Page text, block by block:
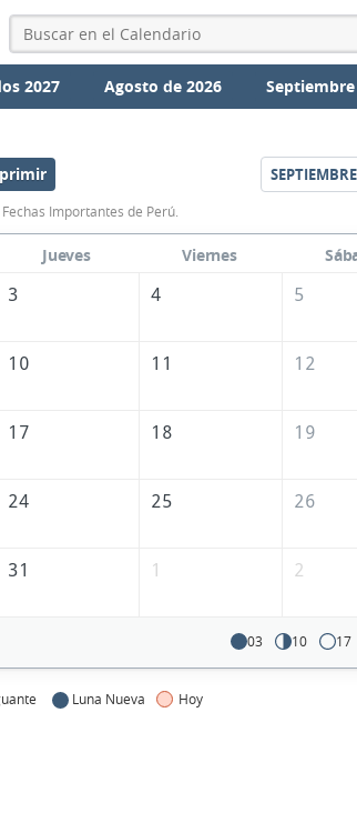
2027 Agosto de 2026
SEPTIEMBRE
Importantes de Perú.
Jueves Viernes
3 4 5
10 11 12
17 18 19
24 25 26
31 1 2
03 10 17
Luna Nueva Hoy